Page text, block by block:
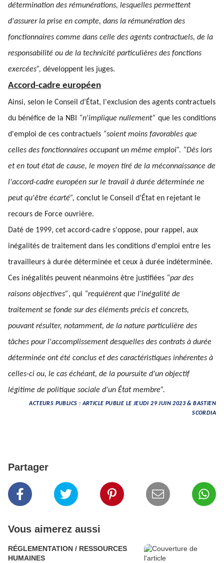
détermination des rémunérations, lesquelles permettent
d'assurer la prise en compte, dans la rémunération des
fonctionnaires comme dans celle des agents contractuels, de la
responsabilité ou de la technicité particulières des fonctions
exercées”, développent les juges.
Accord-cadre européen
Ainsi, selon le Conseil d’État, l'exclusion des agents contractuels
du bénéfice de la NBI
“n'implique nullement” que les conditions
d'emploi de ces contractuels “soient moins favorables que
celles des fonctionnaires occupant un même emploi”. “Dès lors
et en tout état de cause, le moyen tiré de la méconnaissance de
l'accord-cadre européen sur le travail à durée déterminée ne
peut qu'être écarté”, conclut le Conseil d’État en rejetant le
recours de Force ouvrière.
Daté de 1999, cet accord-cadre s'oppose, pour rappel, aux
inégalités de traitement dans les conditions d'emploi entre les
travailleurs à durée déterminée et ceux à durée indéterminée.
Ces inégalités peuvent néanmoins être justifiées “par des
raisons objectives”, qui “requièrent que l'inégalité de
traitement se fonde sur des éléments précis et concrets,
pouvant résulter, notamment, de la nature particulière des
tâches pour l'accomplissement desquelles des contrats à durée
déterminée ont été conclus et des caractéristiques inhérentes à
celles-ci ou, le cas échéant, de la poursuite d'un objectif
légitime de politique sociale d'un État membre”.
ACTEURS PUBLICS : ARTICLE PUBLIE LE JEUDI 29 JUIN 2023 & BASTIEN
SCORDIA
Partager
Vous aimerez aussi
RÉGLEMENTATION / RESSOURCES
HUMAINES